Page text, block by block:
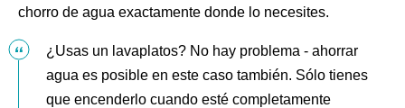
chorro de agua exactamente donde lo necesites.
¿Usas un lavaplatos? No hay problema - ahorrar
agua es posible en este caso también. Sólo tienes
que encenderlo cuando esté completamente